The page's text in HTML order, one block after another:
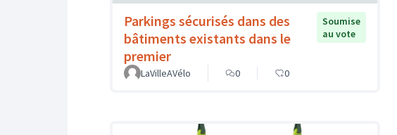
Parkings sécurisés dans des
bâtiments existants dans le
premier
Soumise
au vote
LaVilleAVélo 0 0